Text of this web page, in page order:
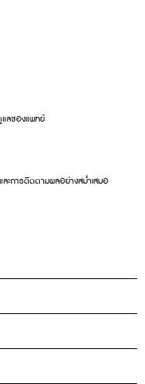
ลของแพทย์
ะการติดตามผลอย่างสม่ำเสมอ